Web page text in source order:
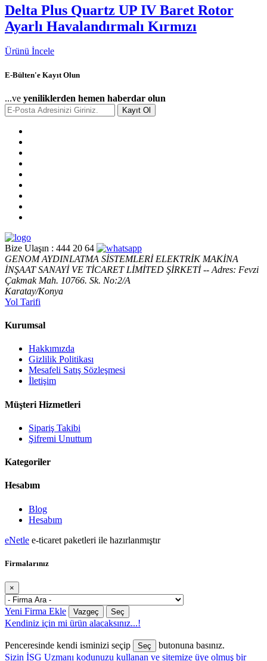
Delta Plus Quartz UP IV Baret Rotor
Ayarlı Havalandırmalı Kırmızı
Ürünü İncele
E-Bülten'e Kayıt Olun
...ve yeniliklerden hemen haberdar olun
Kayıt Ol
Bize Ulaşın : 444 20 64
GENOM AYDINLATMA SİSTEMLERİ ELEKTRİK MAKİNA
İNŞAAT SANAYİ VE TİCARET LİMİTED ŞİRKETİ -- Adres: Fevzi
Çakmak Mah. 10766. Sk. No:2/A
Karatay/Konya
Yol Tarifi
Kurumsal
Hakkımızda
Gizlilik Politikası
Mesafeli Satış Sözleşmesi
İletişim
Müşteri Hizmetleri
Sipariş Takibi
Şifremi Unuttum
Kategoriler
Hesabım
Blog
Hesabım
eNetle e-ticaret paketleri ile hazırlanmıştır
Firmalarınız
×
Yeni Firma Ekle Vazgeç Seç
Kendiniz için mi ürün alacaksınız...!
Penceresinde kendi isminizi seçip Seç
butonuna basınız.
Sizin İSG Uzmanı kodunuzu kullanan ve sitemize üye olmuş bir